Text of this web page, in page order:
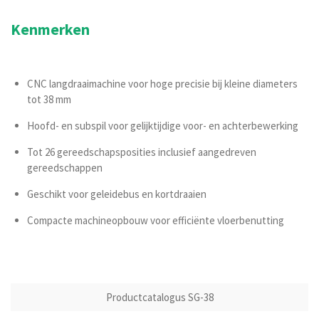
Kenmerken
CNC langdraaimachine voor hoge precisie bij kleine diameters
tot 38 mm
Hoofd- en subspil voor gelijktijdige voor- en achterbewerking
Tot 26 gereedschapsposities inclusief aangedreven
gereedschappen
Geschikt voor geleidebus en kortdraaien
Compacte machineopbouw voor efficiënte vloerbenutting
Productcatalogus SG-38